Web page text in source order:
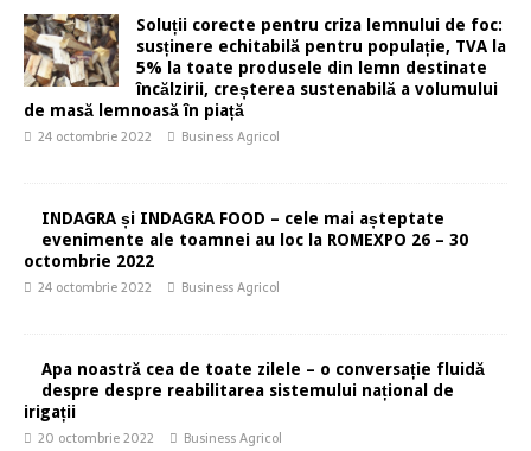
Soluții corecte pentru criza lemnului de foc:
susținere echitabilă pentru populație, TVA la
5% la toate produsele din lemn destinate
încălzirii, creșterea sustenabilă a volumului
de masă lemnoasă în piață
24 octombrie 2022 Business Agricol
INDAGRA și INDAGRA FOOD – cele mai așteptate
evenimente ale toamnei au loc la ROMEXPO 26 – 30
octombrie 2022
24 octombrie 2022 Business Agricol
Apa noastră cea de toate zilele – o conversație fluidă
despre despre reabilitarea sistemului național de
irigații
20 octombrie 2022 Business Agricol